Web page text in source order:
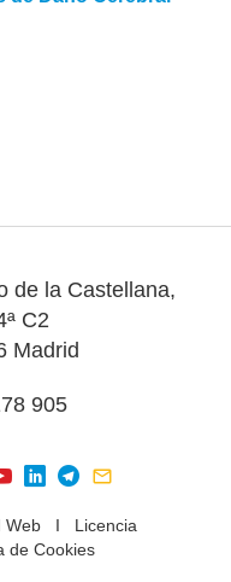
de la Castellana,
C2
Madrid
905
WebI Licencia
de Cookies